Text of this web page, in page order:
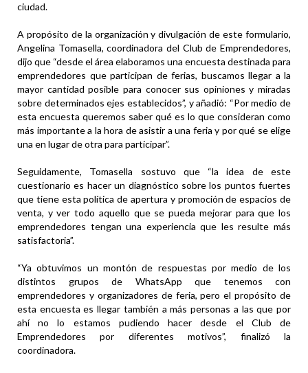
ciudad.
A propósito de la organización y divulgación de este formulario,
Angelina Tomasella, coordinadora del Club de Emprendedores,
dijo que “desde el área elaboramos una encuesta destinada para
emprendedores que participan de ferias, buscamos llegar a la
mayor cantidad posible para conocer sus opiniones y miradas
sobre determinados ejes establecidos”, y añadió: “Por medio de
esta encuesta queremos saber qué es lo que consideran como
más importante a la hora de asistir a una feria y por qué se elige
una en lugar de otra para participar”.
Seguidamente, Tomasella sostuvo que “la idea de este
cuestionario es hacer un diagnóstico sobre los puntos fuertes
que tiene esta política de apertura y promoción de espacios de
venta, y ver todo aquello que se pueda mejorar para que los
emprendedores tengan una experiencia que les resulte más
satisfactoria”.
“Ya obtuvimos un montón de respuestas por medio de los
distintos grupos de WhatsApp que tenemos con
emprendedores y organizadores de feria, pero el propósito de
esta encuesta es llegar también a más personas a las que por
ahí no lo estamos pudiendo hacer desde el Club de
Emprendedores por diferentes motivos”, finalizó la
coordinadora.